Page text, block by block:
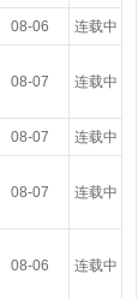
08-06 连载中
08-07 连载中
08-07 连载中
08-07 连载中
08-06 连载中